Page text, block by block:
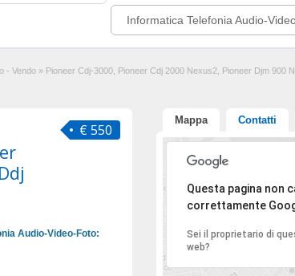
Informatica Telefonia Audio-
- Vendo » Pioneer Cdj-3000, Pioneer Cdj 2000 Nexus2, Pioneer Djm 900
€ 550
Audio-Video-Foto:
Mappa Contatti
Ci dispiace,
Questa pagina non
correttamente
Sei il proprietario di
web?